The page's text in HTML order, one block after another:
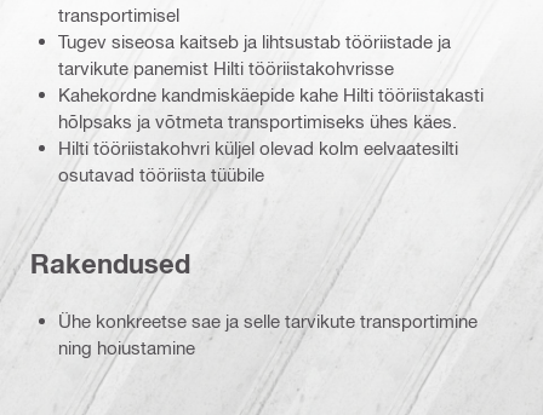
transportimisel
Tugev siseosa kaitseb ja lihtsustab tööriistade ja
tarvikute panemist Hilti tööriistakohvrisse
Kahekordne kandmiskäepide kahe Hilti tööriistakasti
hõlpsaks ja võtmeta transportimiseks ühes käes.
Hilti tööriistakohvri küljel olevad kolm eelvaatesilti
osutavad tööriista tüübile
Rakendused
Ühe konkreetse sae ja selle tarvikute transportimine
ning hoiustamine